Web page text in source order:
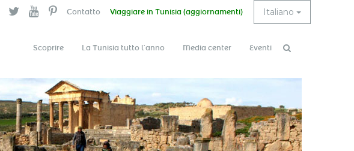
Italiano
Contatto Viaggiare in Tunisia (aggiornamenti)
Scoprire La Tunisia tutto l’anno Media center Eventi
Form di
ricerca